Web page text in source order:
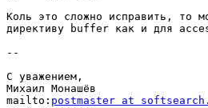
Коль это сложно исправить, то
директиву buffer как и для
--
С уважением,
Михаил Монашёв
mailto: postmaster at